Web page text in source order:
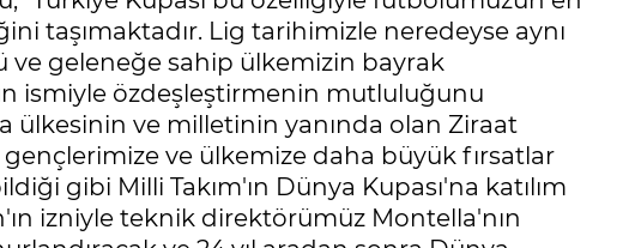
taşımaktadır. Lig tarihimizle neredeyse aynı
ve geleneğe sahip ülkemizin bayrak
ismiyle özdeşleştirmenin mutluluğunu
ülkesinin ve milletinin yanında olan Ziraat
ve ülkemize daha büyük fırsatlar
gibi Milli Takım'ın Dünya Kupası'na katılım
izniyle teknik direktörümüz Montella'nın